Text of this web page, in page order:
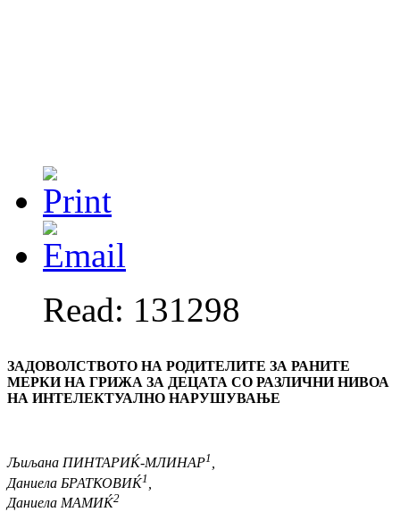
Read: 131298
ЗАДОВОЛСТВОТО НА РОДИТЕЛИТЕ ЗА РАНИТЕ
МЕРКИ НА ГРИЖА ЗА ДЕЦАТА СО РАЗЛИЧНИ НИВОА
НА ИНТЕЛЕКТУАЛНО НАРУШУВАЊЕ
Љиљана ПИНТАРИЌ-МЛИНАР1 ,
Даниела БРАТКОВИЌ1
Даниела МАМИЌ2